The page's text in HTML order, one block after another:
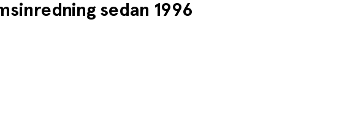
sedan 1996